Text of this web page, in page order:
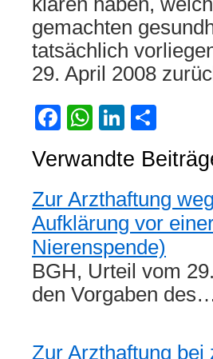
gemachten
tatsächlich
29. April 2008
Facebook
WhatsApp
LinkedIn
Verwandte
Zur Arzthaftung
Aufklärung vor
Nierenspende)
BGH, Urteil vom
den Vorgaben
Zur Arzthaftung bei